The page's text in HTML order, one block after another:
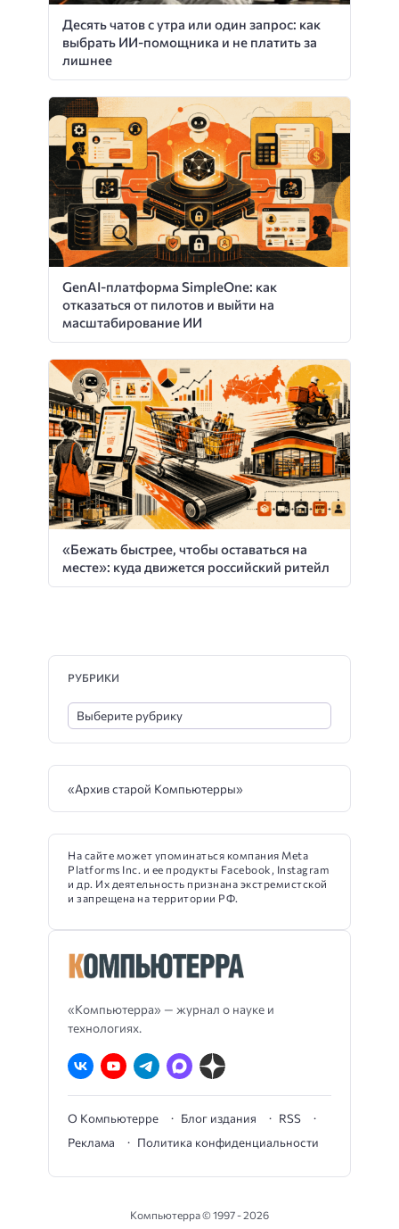
Десять чатов с утра или один запрос: как
выбрать ИИ-помощника и не платить за
лишнее
GenAI-платформа SimpleOne: как
отказаться от пилотов и выйти на
масштабирование ИИ
«Бежать быстрее, чтобы оставаться на
месте»: куда движется российский ритейл
«Компьютерра» — журнал о науке и
технологиях.
О Компьютерре Блог издания
RSS
Реклама
Политика конфиденциальности
РУБРИКИ
«Архив старой Компьютерры»
На сайте может упоминаться компания Meta
Platforms Inc. и ее продукты Facebook, Instagram
и др. Их деятельность признана экстремистской
и запрещена на территории РФ.
Компьютерра ©1997 - 2026